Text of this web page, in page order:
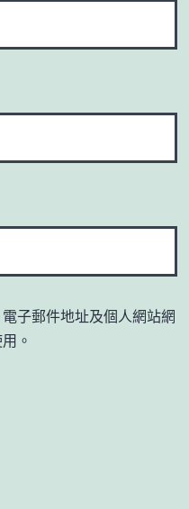
子郵件地址及個人網站網
。